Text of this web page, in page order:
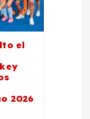
el
2026